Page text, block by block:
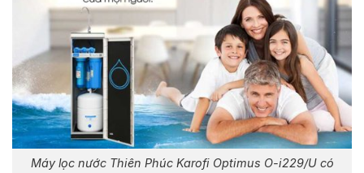
Máy lọc nước Thiên Phúc Karofi Optimus O-i229/U có